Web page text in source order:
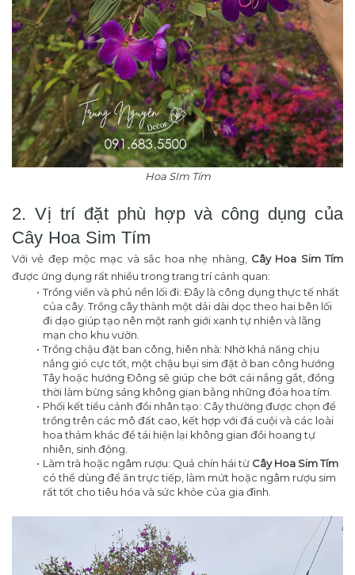
Hoa SIm Tím
2. Vị trí đặt phù hợp và công dụng của
Cây Hoa Sim Tím
Với vẻ đẹp mộc mạc và sắc hoa nhẹ nhàng, Cây Hoa Sim Tím
được ứng dụng rất nhiều trong trang trí cảnh quan:
Trồng viền và phủ nền lối đi: Đây là công dụng thực tế nhất
của cây. Trồng cây thành một dải dài dọc theo hai bên lối
đi dạo giúp tạo nên một ranh giới xanh tự nhiên và lãng
mạn cho khu vườn.
Trồng chậu đặt ban công, hiên nhà: Nhờ khả năng chịu
nắng gió cực tốt, một chậu bụi sim đặt ở ban công hướng
Tây hoặc hướng Đông sẽ giúp che bớt cái nắng gắt, đồng
thời làm bừng sáng không gian bằng những đóa hoa tím.
Phối kết tiểu cảnh đồi nhân tạo: Cây thường được chọn để
trồng trên các mô đất cao, kết hợp với đá cuội và các loài
hoa thảm khác để tái hiện lại không gian đồi hoang tự
nhiên, sinh động.
Làm trà hoặc ngâm rượu: Quả chín hái từCây Hoa Sim Tím
có thể dùng để ăn trực tiếp, làm mứt hoặc ngâm rượu sim
rất tốt cho tiêu hóa và sức khỏe của gia đình.